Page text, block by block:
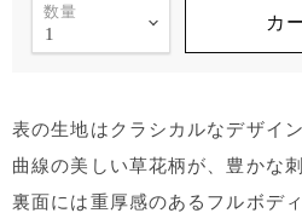
数量 カ
表の生地はクラシカルなデザイ
曲線の美しい草花柄が、豊かな
裏面には重厚感のあるフルボデ